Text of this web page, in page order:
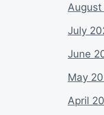
July
June
May
April